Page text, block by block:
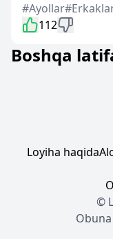
#Ayollar
112
Boshqa
Loyiha haqida
©
Obuna